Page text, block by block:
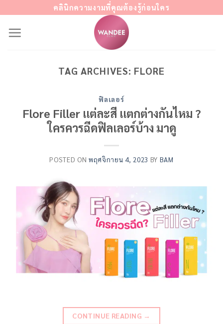
content
คลินิกความงามที่คุณต้องรู้ก่อนใคร
TAG ARCHIVES: FLORE
ฟิลเลอร์
Flore Filler แต่ละสี แตกต่างกันไหม ?
ใครควรฉีดฟิลเลอร์บ้าง มาดู
POSTED ONพฤศจิกายน 4, 2023 BY BAM
CONTINUE READING →